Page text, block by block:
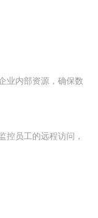
业内部资源，确保数
控员工的远程访问，